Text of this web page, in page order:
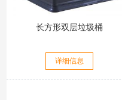
长方形双层垃圾桶
详细信息